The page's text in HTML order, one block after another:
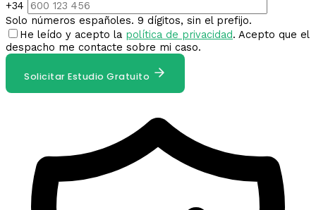
+34
Solo números españoles. 9 dígitos, sin el prefijo.
He leído y acepto la política de privacidad. Acepto que el
despacho me contacte sobre mi caso.
Solicitar Estudio Gratuito